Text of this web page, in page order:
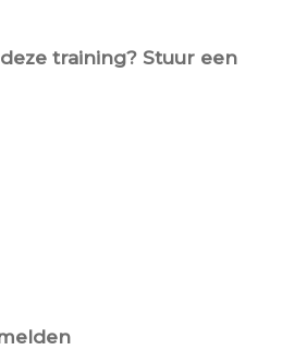
training? Stuur een